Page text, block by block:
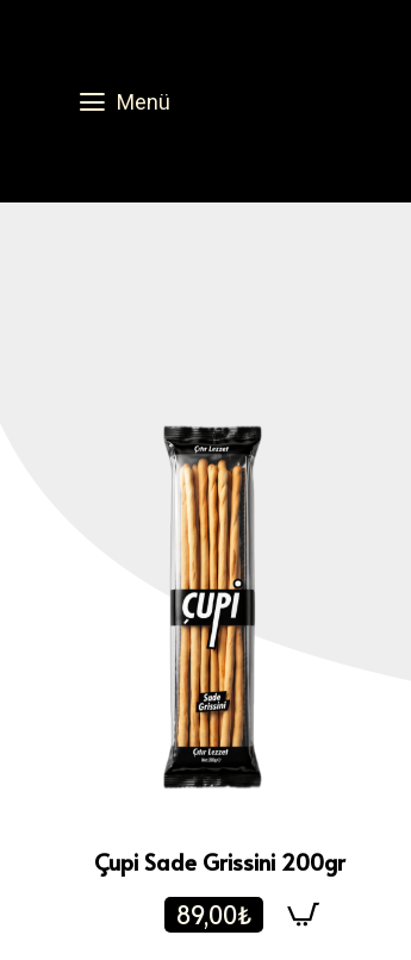
Menü
Çupi Sade Grissini 200gr
89,00₺